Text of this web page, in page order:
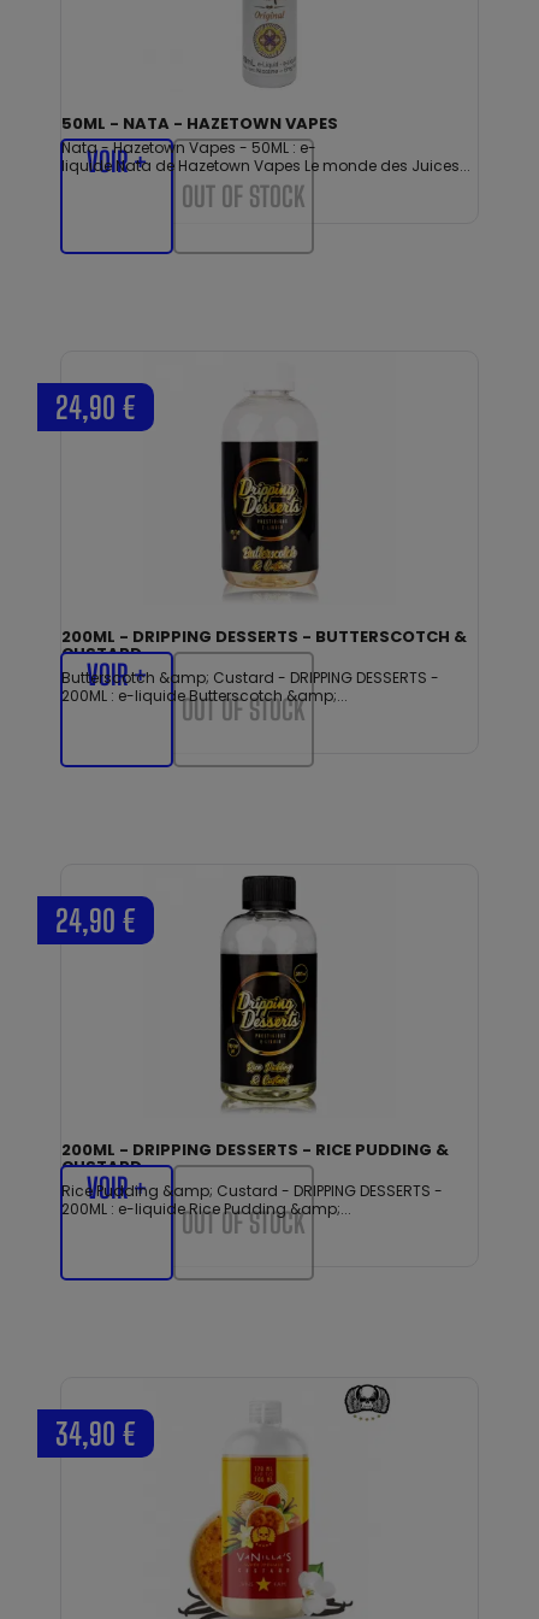
50ML - NATA - HAZETOWN VAPES
Nata - Hazetown Vapes - 50ML : e-
liquide Nata de Hazetown Vapes Le monde des Juices...
VOIR +
OUT OF STOCK
200ML - DRIPPING DESSERTS - BUTTERSCOTCH &
CUSTARD
Butterscotch &amp; Custard - DRIPPING DESSERTS -
200ML : e-liquide Butterscotch &amp;...
24,90 €
VOIR +
OUT OF STOCK
200ML - DRIPPING DESSERTS - RICE PUDDING &
CUSTARD
Rice Pudding &amp; Custard - DRIPPING DESSERTS -
200ML : e-liquide Rice Pudding &amp;...
24,90 €
VOIR +
OUT OF STOCK
34,90 €